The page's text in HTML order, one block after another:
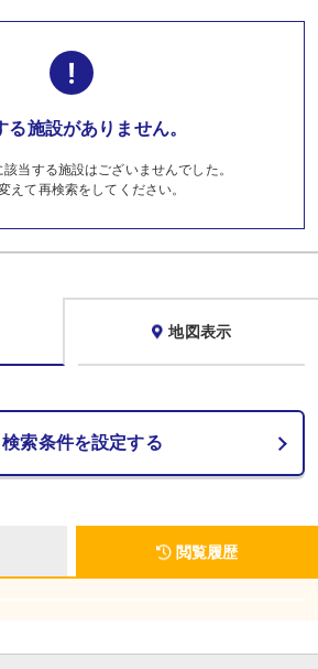
る施設がありません。
当する施設はございませんでした。
えて再検索をしてください。
地図表示
検索条件を設定する
閲覧履歴